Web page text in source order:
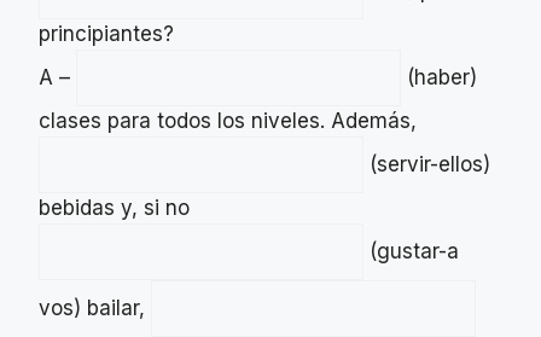
principiantes?
A –
(haber)
clases para todos los niveles. Además,
(servir-ellos)
bebidas y, si no
(gustar-a
vos) bailar,